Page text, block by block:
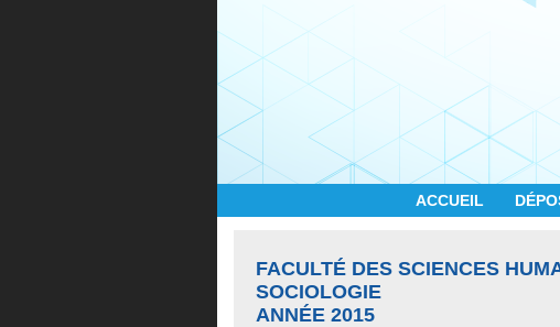
ACCUEIL
FACULTÉ DES SCIENCES
SOCIOLOGIE
ANNÉE 2015